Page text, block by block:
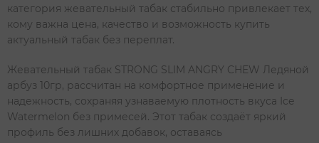
категория жевательный табак стабильно привлекает тех,
кому важна цена, качество и возможность купить
актуальный табак без переплат.
Жевательный табак STRONG SLIM ANGRY CHEW Ледяной
арбуз 10гр, рассчитан на комфортное применение и
надежность, сохраняя узнаваемую плотность вкуса Ice
Watermelon без примесей. Этот табак создаёт яркий
профиль без лишних добавок, оставаясь